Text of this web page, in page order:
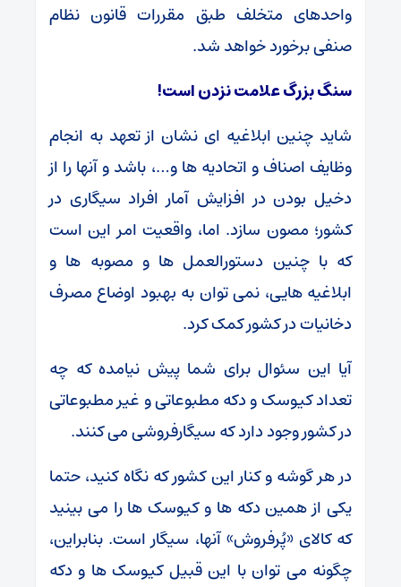
واحدهای متخلف طبق مقررات قانون نظام
صنفی برخورد خواهد شد.
سنگ بزرگ علامت نزدن است!
شاید چنین ابلاغیه ای نشان از تعهد به انجام
وظایف اصناف و اتحادیه ها و…، باشد و آنها را از
دخیل بودن در افزایش آمار افراد سیگاری در
کشور؛ مصون سازد. اما، واقعیت امر این است
که با چنین دستورالعمل ها و مصوبه ها و
ابلاغیه هایی، نمی توان به بهبود اوضاع مصرف
دخانیات در کشور کمک کرد.
آیا این سئوال برای شما پیش نیامده که چه
تعداد کیوسک و دکه مطبوعاتی و غیر مطبوعاتی
در کشور وجود دارد که سیگارفروشی می کنند.
در هر گوشه و کنار این کشور که نگاه کنید، حتما
یکی از همین دکه ها و کیوسک ها را می بینید
که کالای «پُرفروش» آنها، سیگار است. بنابراین،
چگونه می توان با این قبیل کیوسک ها و دکه